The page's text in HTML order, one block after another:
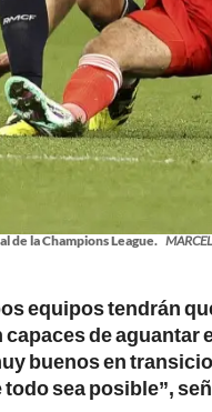
de la Champions League.
equipos tendrán
de
buenos en
sea posible”,